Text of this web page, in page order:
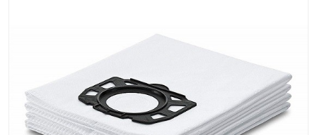
Zemin Temizlik Makine Parçaları
Kimyasallar Deterjanlar